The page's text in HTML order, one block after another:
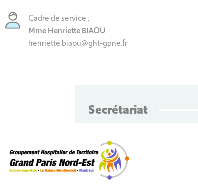
Cadre de service :
Mme Henriette BIAOU
henriette.biaou@ght-gpne.fr
Secrétariat
Secrétariat CSG et prise de
: 01 49 36 73 46
Les horaires pour la prise